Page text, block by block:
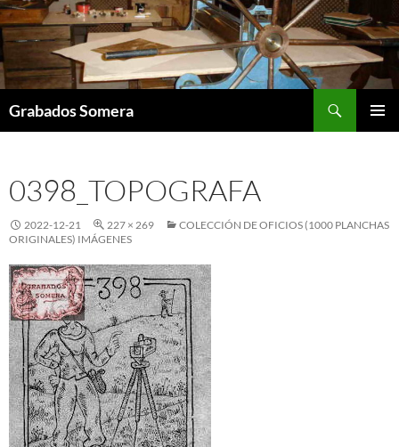
Saltar
al
contenido
Grabados Somera
0398_TOPOGRAFA
2022-12-21 227 × 269
COLECCIÓN DE OFICIOS (1000 PLANCHAS
ORIGINALES) IMÁGENES